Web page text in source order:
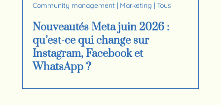
Community management| Marketing | Tous
Nouveautés Meta juin 2026 :
qu’est-ce qui change sur
Instagram, Facebook et
WhatsApp ?